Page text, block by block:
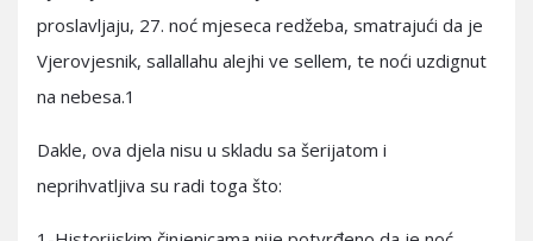
proslavljaju, 27. noć mjeseca redžeba, smatrajući da je
Vjerovjesnik, sallallahu alejhi ve sellem, te noći uzdignut
na nebesa.1
Dakle, ova djela nisu u skladu sa šerijatom i
neprihvatljiva su radi toga što: